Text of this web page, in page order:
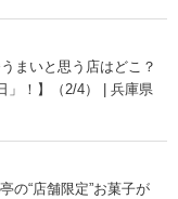
まいと思う店はどこ？
」！】（2/4） | 兵庫県
の“店舗限定”お菓子が